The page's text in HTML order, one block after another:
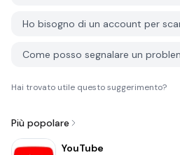
Hai trovato utile questo suggerimento?
Più popolare
YouTube